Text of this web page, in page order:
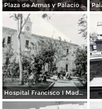
Plaza de Armas y Palacio Municipal
Hospital Francisco I Madero.